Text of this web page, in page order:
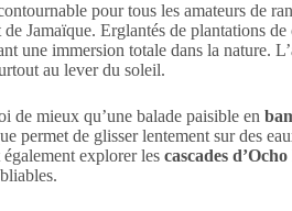
pour tous les amateurs de
Jamaïque. Erglantés de plantations
une immersion totale dans la nature.
au lever du soleil.
de mieux qu’une balade paisible en
permet de glisser lentement sur des
explorer les cascades